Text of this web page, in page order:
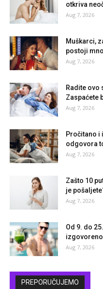
otkriva
Aug 7, 2026
Muškarci,
postoji
Aug 7, 2026
Radite ovo
Zaspaćete
Aug 7, 2026
Pročitano i
odgovora
Aug 7, 2026
Zašto 10
je
Aug 7, 2026
Od 9. do
Aug 7, 2026
PREPORUČUJEMO